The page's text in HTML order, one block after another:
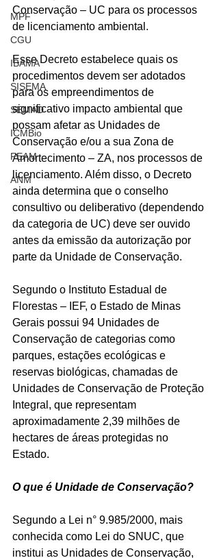
MPF
CGU
IBAMA
SISEMA
SEMAD
ICMBio
FEAM
ANM
Conservação – UC para os processos
de licenciamento ambiental.
Esse Decreto estabelece quais os
procedimentos devem ser adotados
para os empreendimentos de
significativo impacto ambiental que
possam afetar as Unidades de
Conservação e/ou a sua Zona de
Amortecimento – ZA, nos processos de
licenciamento. Além disso, o Decreto
ainda determina que o conselho
consultivo ou deliberativo (dependendo
da categoria de UC) deve ser ouvido
antes da emissão da autorização por
parte da Unidade de Conservação.
Segundo o Instituto Estadual de
Florestas – IEF, o Estado de Minas
Gerais possui 94 Unidades de
Conservação de categorias como
parques, estações ecológicas e
reservas biológicas, chamadas de
Unidades de Conservação de Proteção
Integral, que representam
aproximadamente 2,39 milhões de
hectares de áreas protegidas no
Estado.
O que é Unidade de Conservação?
Segundo a Lei n° 9.985/2000, mais
conhecida como Lei do SNUC, que
institui as Unidades de Conservação,